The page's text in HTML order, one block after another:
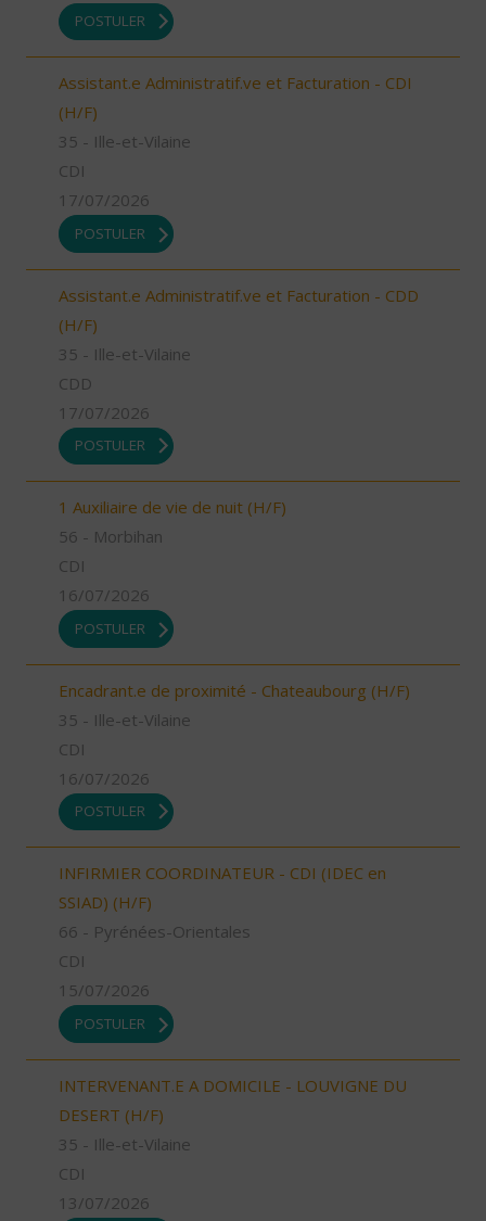
POSTULER
Assistant.e Administratif.ve et Facturation - CDI
(H/F)
35 - Ille-et-Vilaine
CDI
17/07/2026
POSTULER
Assistant.e Administratif.ve et Facturation - CDD
(H/F)
35 - Ille-et-Vilaine
CDD
17/07/2026
POSTULER
1 Auxiliaire de vie de nuit (H/F)
56 - Morbihan
CDI
16/07/2026
POSTULER
Encadrant.e de proximité - Chateaubourg (H/F)
35 - Ille-et-Vilaine
CDI
16/07/2026
POSTULER
INFIRMIER COORDINATEUR - CDI (IDEC en
SSIAD) (H/F)
66 - Pyrénées-Orientales
CDI
15/07/2026
POSTULER
INTERVENANT.E A DOMICILE - LOUVIGNE DU
DESERT (H/F)
35 - Ille-et-Vilaine
CDI
13/07/2026